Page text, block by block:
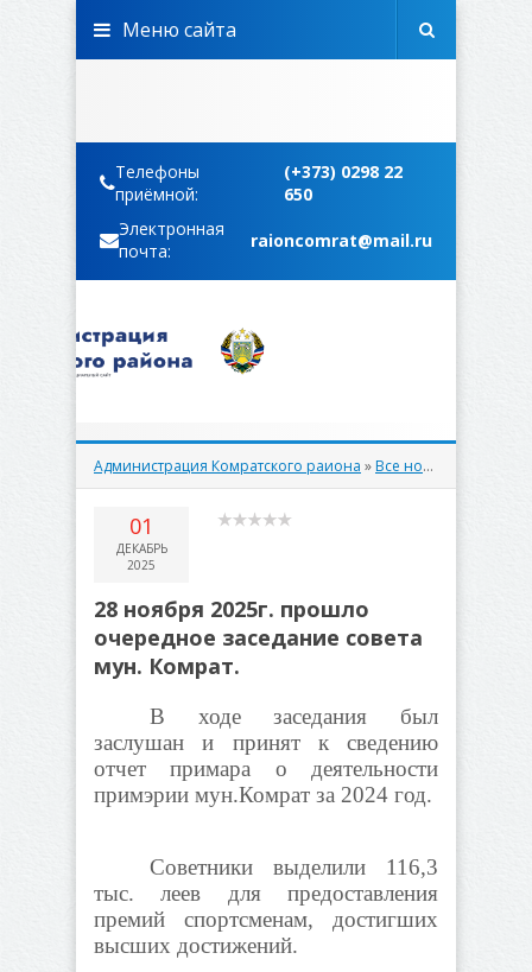
Телефоны
приёмной:
(+373) 0298 22
650
Электронная
почта:
raioncomrat@mail.ru
Меню сайта
Администрация Комратского раиона »Все новости
01
ДЕКАБРЬ
2025
28 ноября 2025г. прошло
очередное заседание совета
мун. Комрат.
В ходе заседания был
заслушан и принят к сведению
отчет примара о деятельности
примэрии мун.Комрат за 2024 год.
Советники выделили 116,3
тыс. леев для предоставления
премий спортсменам, достигших
высших достижений.